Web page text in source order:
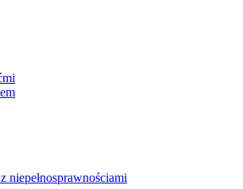
niepełnosprawnościami